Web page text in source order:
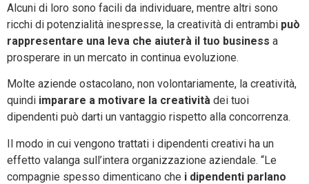
Alcuni di loro sono facili da individuare, mentre altri sono
ricchi di potenzialità inespresse, la creatività di entrambi può
rappresentare una leva che aiuterà il tuo business a
prosperare in un mercato in continua evoluzione.
Molte aziende ostacolano, non volontariamente, la creatività,
quindi imparare a motivare la creatività dei tuoi
dipendenti può darti un vantaggio rispetto alla concorrenza.
Il modo in cui vengono trattati i dipendenti creativi ha un
effetto valanga sull’intera organizzazione aziendale. “Le
compagnie spesso dimenticano che i dipendenti parlano